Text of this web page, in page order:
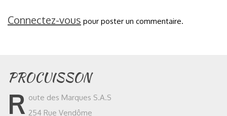
Connectez-vous pour poster un commentaire.
PROCUISSON
R oute des Marques S.A.S
254 Rue Vendôme